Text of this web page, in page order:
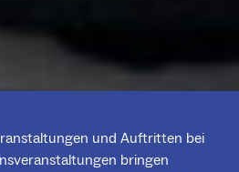
und Auftritten bei
bringen